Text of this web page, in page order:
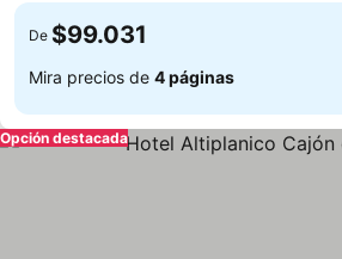
De $99.031
Mira precios de 4 páginas
Opción destacada